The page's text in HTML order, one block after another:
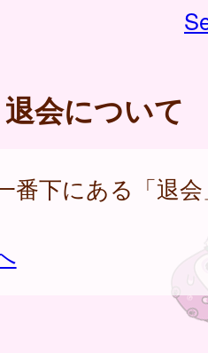
退会について
番下にある「退